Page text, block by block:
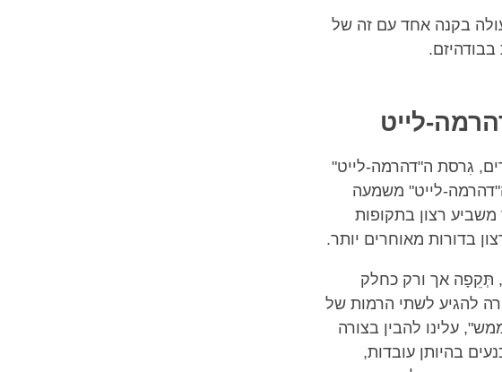
בקנה אחד עם זה של
לייט
גִרסת ה"דהרמה-לייט"
לייט" משמעה
משביע רצון בתקופות
בדורות מאוחרים יותר.
תְּקֵפָה אך ורק כחלק
להגיע לשתי הרמות של
עלינו להבין בצורה
בהיותן עובדות,